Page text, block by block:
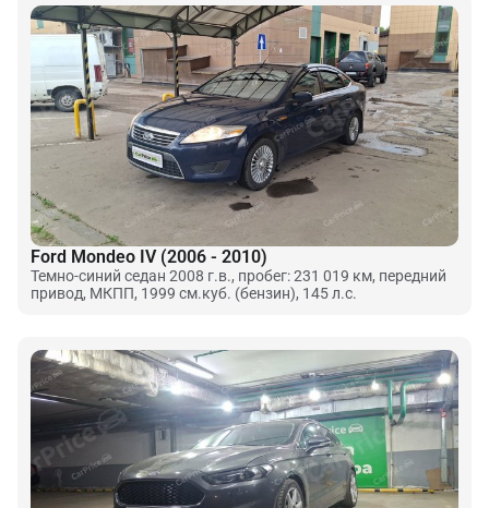
Ford Mondeo IV (2006 - 2010)
Темно-синий седан 2008 г.в., пробег: 231 019 км, передний
привод, МКПП, 1999 см.куб. (бензин), 145 л.с.